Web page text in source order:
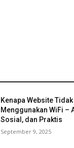
Kenapa Website
Menggunakan WiFi –
Sosial, dan Praktis
September 9, 2025